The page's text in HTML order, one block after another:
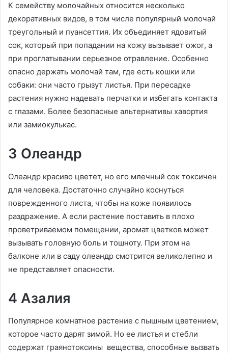
К семейству молочайных относится несколько
декоративных видов, в том числе популярный молочай
треугольный и пуансеттия. Их объединяет ядовитый
сок, который при попадании на кожу вызывает ожог, а
при проглатывании серьезное отравление. Особенно
опасно держать молочай там, где есть кошки или
собаки: они часто грызут листья. При пересадке
растения нужно надевать перчатки и избегать контакта
с глазами. Более безопасные альтернативы хавортия
или замиокулькас.
3 Олеандр
Олеандр красиво цветет, но его млечный сок токсичен
для человека. Достаточно случайно коснуться
поврежденного листа, чтобы на коже появилось
раздражение. А если растение поставить в плохо
проветриваемом помещении, аромат цветков может
вызывать головную боль и тошноту. При этом на
балконе или в саду олеандр смотрится великолепно и
не представляет опасности.
4 Азалия
Популярное комнатное растение с пышным цветением,
которое часто дарят зимой. Но ее листья и стебли
содержат граянотоксины вещества, способные вызвать